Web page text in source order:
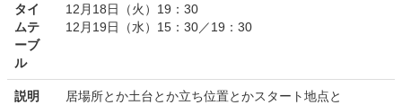
タイ
ムテ
ーブ
ル
12月18日（火）19：30
12月19日（水）15：30／19：30
説明
居場所とか土台とか立ち位置とかスタート地点と